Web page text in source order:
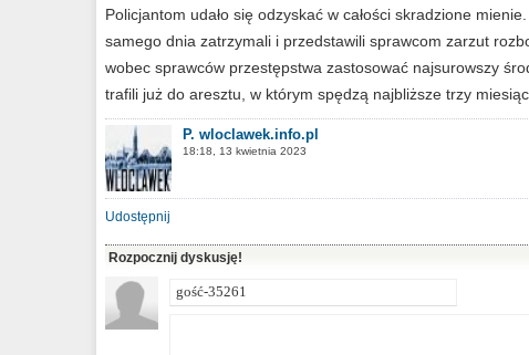
Policjantom udało się odzyskać w całości skradzione
samego dnia zatrzymali i przedstawili sprawcom zarzut
wobec sprawców przestępstwa zastosować najsurowszy
trafili już do aresztu, w którym spędzą najbliższe trzy
P. wloclawek.info.pl
18:18, 13 kwietnia 2023
Udostępnij
Rozpocznij dyskusję!